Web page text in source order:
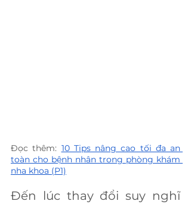
Đọc thêm: 10 Tips nâng cao tối đa an
toàn cho bệnh nhân trong phòng khám
nha khoa (P1)
Đến lúc thay đổi suy nghĩ